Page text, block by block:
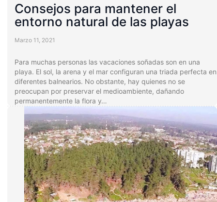
Consejos para mantener el
entorno natural de las playas
Marzo 11, 2021
Para muchas personas las vacaciones soñadas son en una
playa. El sol, la arena y el mar configuran una triada perfecta en
diferentes balnearios. No obstante, hay quienes no se
preocupan por preservar el medioambiente, dañando
permanentemente la flora y…